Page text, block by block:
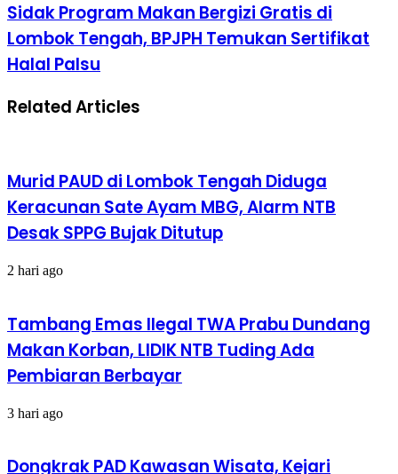
Sidak Program Makan Bergizi Gratis di
Lombok Tengah, BPJPH Temukan Sertifikat
Halal Palsu
Related Articles
Murid PAUD di Lombok Tengah Diduga
Keracunan Sate Ayam MBG, Alarm NTB
Desak SPPG Bujak Ditutup
2 hari ago
Tambang Emas Ilegal TWA Prabu Dundang
Makan Korban, LIDIK NTB Tuding Ada
Pembiaran Berbayar
3 hari ago
Dongkrak PAD Kawasan Wisata, Kejari